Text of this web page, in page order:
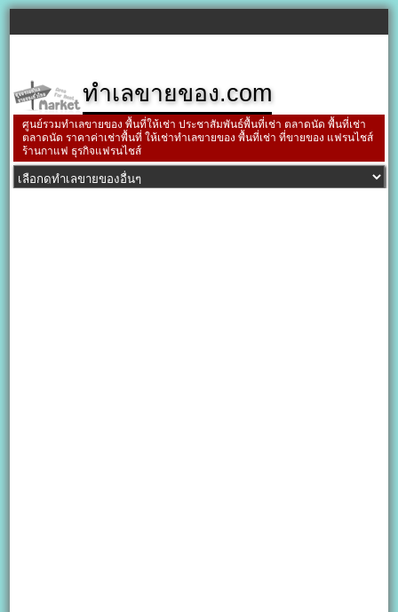
ทำเลขายของ.com
ศูนย์รวมทำเลขายของ พื้นที่ให้เช่า ประชาสัมพันธ์พื้นที่เช่า ตลาดนัด พื้นที่เช่า
ตลาดนัด ราคาค่าเช่าพื้นที่ ให้เช่าทำเลขายของ พื้นที่เช่า ที่ขายของ แฟรนไชส์
ร้านกาแฟ ธุรกิจแฟรนไชส์